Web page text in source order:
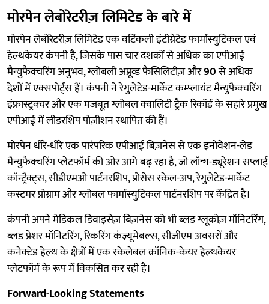
मोरपेन लेबोरेटरीज़ लिमिटेड के बारे में
मोरपेन लेबोरेटरीज़ लिमिटेड एक वर्टिकली इंटीग्रेटेड फार्मास्युटिकल एवं
हेल्थकेयर कंपनी है, जिसके पास चार दशकों से अधिक का एपीआई
मैन्युफैक्चरिंग अनुभव, ग्लोबली अप्रूव्ड फैसिलिटीज़ और90से अधिक
देशों में एक्सपोर्ट्स हैं। कंपनी ने रेगुलेटेड-मार्केट कम्प्लायंट मैन्युफैक्चरिंग
इंफ्रास्ट्रक्चर और एक मजबूत ग्लोबल क्वालिटी ट्रैक रिकॉर्ड के सहारे प्रमुख
एपीआई में लीडरशिप पोज़ीशन स्थापित की हैं।
मोरपेन धीरे-धीरे एक पारंपरिक एपीआई बिज़नेस से एक इनोवेशन-लेड
मैन्युफैक्चरिंग प्लेटफॉर्म की ओर आगे बढ़ रहा है, जो लॉन्ग-ड्यूरेशन सप्लाई
कॉन्ट्रैक्ट्स, सीडीएमओ पार्टनरशिप, प्रोसेस स्केल-अप, रेगुलेटेड-मार्केट
कस्टमर प्रोग्राम और ग्लोबल फार्मास्युटिकल पार्टनरशिप पर केंद्रित है।
कंपनी अपने मेडिकल डिवाइसेज़ बिज़नेस को भी ब्लड ग्लूकोज़ मॉनिटरिंग,
ब्लड प्रेशर मॉनिटरिंग, रिकरिंग कंज़्यूमेबल्स, सीजीएम अवसरों और
कनेक्टेड हेल्थ के क्षेत्रों में एक स्केलेबल क्रॉनिक-केयर हेल्थकेयर
प्लेटफॉर्म के रूप में विकसित कर रही है।
Forward-Looking Statements